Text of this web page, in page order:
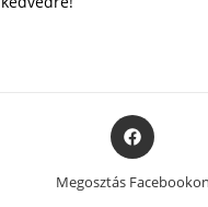
Opens
in
a
new
Megosztás Facebookon